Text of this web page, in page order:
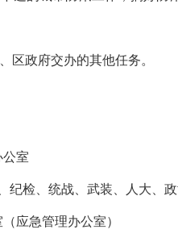
政府交办的其他任务。
公室
纪检、统战、武装、人大、政
（应急管理办公室）